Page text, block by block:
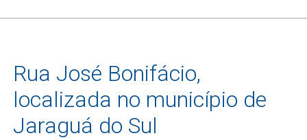
Rua José Bonifácio,
localizada no município de
Jaraguá do Sul